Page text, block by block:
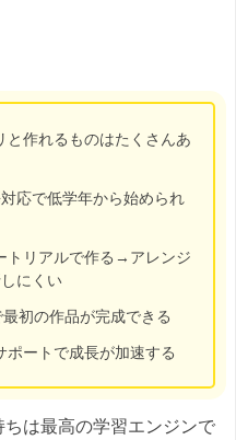
作れるものはたくさんあ
応で低学年から始められ
トリアルで作る→アレンジ
にくい
初の作品が完成できる
ートで成長が加速する
ちは最高の学習エンジンで